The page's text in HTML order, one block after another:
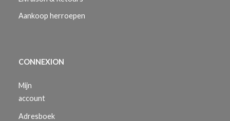
Aankoop herroepen
CONNEXION
Mijn
account
Adresboek